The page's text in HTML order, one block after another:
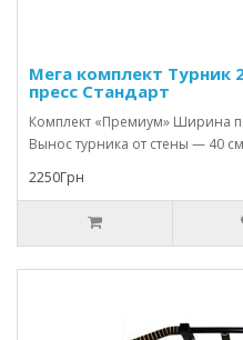
Мега комплект Турник
пресс Стандарт
Комплект «Премиум» Ширина
Вынос турника от стены — 40
2250Грн